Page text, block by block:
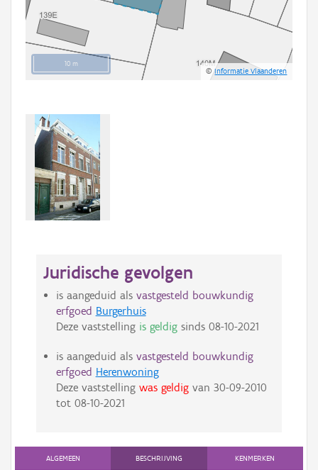
10 m
©Informatie Vlaanderen
Juridische gevolgen
is aangeduid als vastgesteld bouwkundig
erfgoed Burgerhuis
Deze vaststelling is geldigsinds 08-10-2021
is aangeduid als vastgesteld bouwkundig
erfgoed Herenwoning
Deze vaststelling was geldigvan 30-09-2010
tot 08-10-2021
ALGEMEEN BESCHRIJVING KENMERKEN